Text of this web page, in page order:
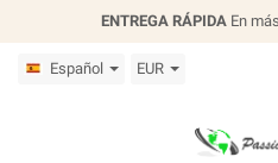
ENTREGA RÁPIDAEn
Español EUR